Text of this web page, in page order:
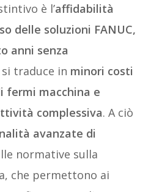
è l’affidabilità
delle soluzioni FANUC,
anni senza
traduce in minori costi
fermi macchina e
complessiva. A ciò
avanzate di
normative sulla
che permettono ai